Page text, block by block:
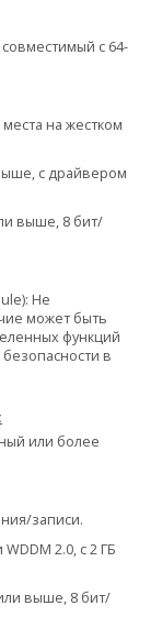
с 64-
на жестком
с драйвером
выше, 8 бит/
Не
может быть
функций
в
или более
записи.
2.0, с 2 ГБ
выше, 8 бит/